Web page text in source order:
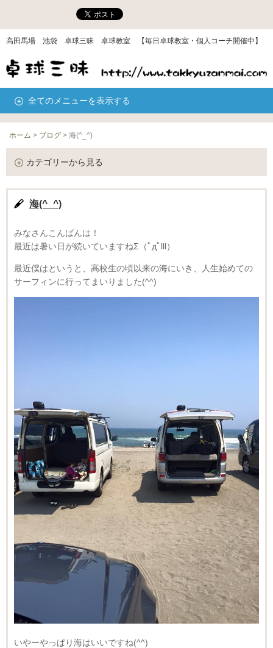
高田馬場 池袋 卓球三昧 卓球教室 【毎日卓球教室・個人コーチ開催中】
全てのメニューを表示する
ホーム > ブログ > 海(^_^)
カテゴリーから見る
海(^_^)
みなさんこんばんは！
最近は暑い日が続いていますねΣ（ﾟдﾟlll）
最近僕はというと、高校生の頃以来の海にいき、人生始めての
サーフィンに行ってまいりました(^^)
いやーやっぱり海はいいですね(^^)